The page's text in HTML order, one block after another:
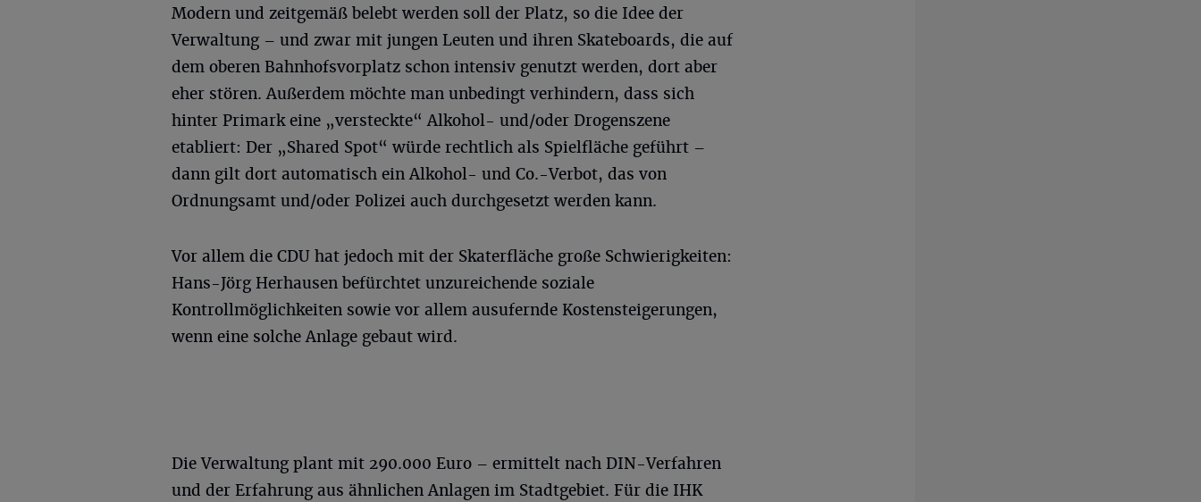
Modern und zeitgemäß belebt werden soll der Platz, so die Idee der
Verwaltung – und zwar mit jungen Leuten und ihren Skateboards, die auf
dem oberen Bahnhofsvorplatz schon intensiv genutzt werden, dort aber
eher stören. Außerdem möchte man unbedingt verhindern, dass sich
hinter Primark eine „versteckte“ Alkohol- und/oder Drogenszene
etabliert: Der „Shared Spot“ würde rechtlich als Spielfläche geführt –
dann gilt dort automatisch ein Alkohol- und Co.-Verbot, das von
Ordnungsamt und/oder Polizei auch durchgesetzt werden kann.
Vor allem die CDU hat jedoch mit der Skaterfläche große Schwierigkeiten:
Hans-Jörg Herhausen befürchtet unzureichende soziale
Kontrollmöglichkeiten sowie vor allem ausufernde Kostensteigerungen,
wenn eine solche Anlage gebaut wird.
Die Verwaltung plant mit 290.000 Euro – ermittelt nach DIN-Verfahren
und der Erfahrung aus ähnlichen Anlagen im Stadtgebiet. Für die IHK